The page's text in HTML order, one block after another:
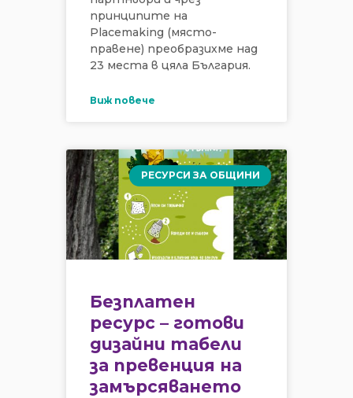
принципите на
Placemaking (място-
правене) преобразихме над
23 места в цяла България.
Виж повече
РЕСУРСИ ЗА ОБЩИНИ
Безплатен
ресурс – готови
дизайни табели
за превенция на
замърсяването